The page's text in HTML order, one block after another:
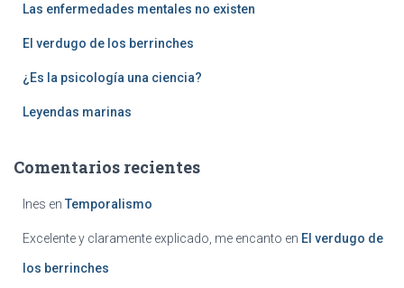
Las enfermedades mentales no existen
El verdugo de los berrinches
¿Es la psicología una ciencia?
Leyendas marinas
Comentarios recientes
Ines en Temporalismo
Excelente y claramente explicado, me encanto en El verdugo de
los berrinches